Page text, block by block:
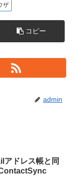
ザ
コピー
admin
ドレス帳と同